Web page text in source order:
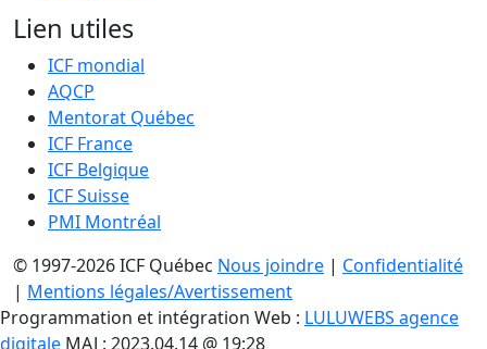
Lien utiles
ICF mondial
AQCP
Mentorat Québec
ICF France
ICF Belgique
ICF Suisse
PMI Montréal
© 1997-2026 ICF Québec Nous joindre | Confidentialité
| Mentions légales/Avertissement
Programmation et intégration Web : LULUWEBS agence
digitale MAJ : 2023.04.14 @ 19:28